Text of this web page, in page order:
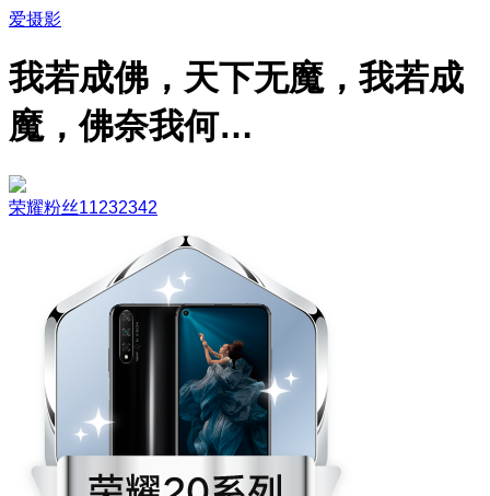
爱摄影
我若成佛，天下无魔，我若成
魔，佛奈我何…
荣耀粉丝11232342